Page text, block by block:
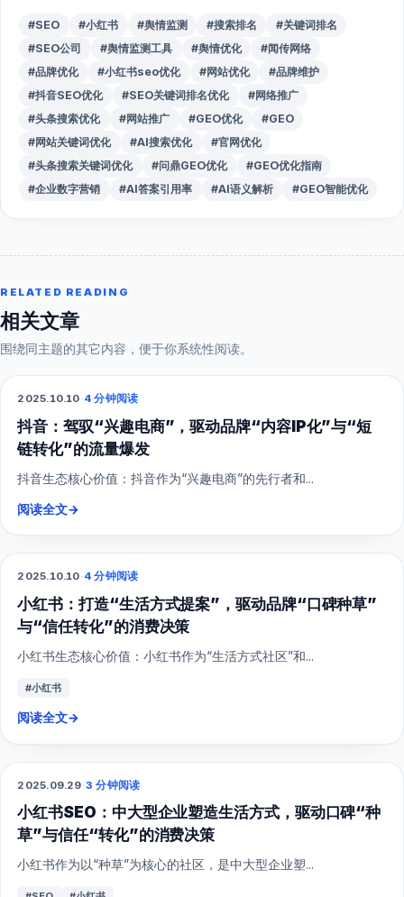
#SEO #小红书 #舆情监测 #搜索排名
#关键词排名
#SEO公司
#舆情监测工具 #舆情优化
#闻传网络
#品牌优化
#小红书seo优化 #网站优化
#品牌维护
#抖音SEO优化
#SEO关键词排名优化
#网络推广
#头条搜索优化
#网站推广 #GEO优化
#GEO
#网站关键词优化
#AI搜索优化
#官网优化
#头条搜索关键词优化
#问鼎GEO优化
#GEO优化指南
#企业数字营销
#AI答案引用率 #AI语义解析 #GEO智能优化
RELATED READING
相关文章
围绕同主题的其它内容，便于你系统性阅读。
抖音短视频
2025.10.10·4 分钟阅读
抖音：驾驭“兴趣电商”，驱动品牌“内容IP化”与“短
链转化”的流量爆发
抖音生态核心价值：抖音作为“兴趣电商”的先行者和...
阅读全文→
小红书
2025.10.10·4 分钟阅读
小红书：打造“生活方式提案”，驱动品牌“口碑种草”
与“信任转化”的消费决策
小红书生态核心价值：小红书作为“生活方式社区”和...
#小红书
阅读全文→
SEO
2025.09.29·3 分钟阅读
小红书SEO：中大型企业塑造生活方式，驱动口碑“种
草”与信任“转化”的消费决策
小红书作为以“种草”为核心的社区，是中大型企业塑...